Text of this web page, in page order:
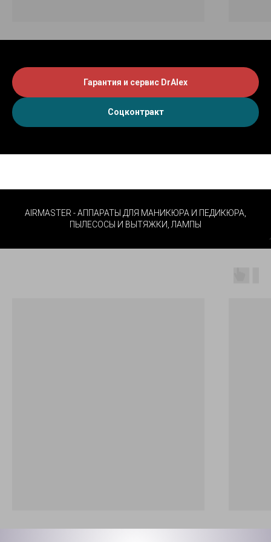
Гарантия и сервис DrAlex
Соцконтракт
AIRMASTER - АППАРАТЫ ДЛЯ МАНИКЮРА И ПЕДИКЮРА,
ПЫЛЕСОСЫ И ВЫТЯЖКИ, ЛАМПЫ